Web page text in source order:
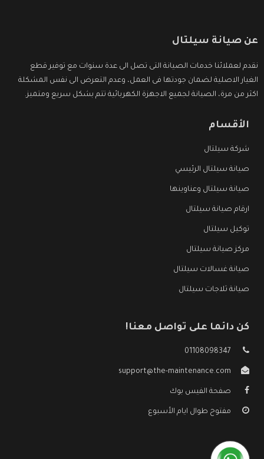
عن صيانة سيلتال
نقدم لعملائنا خدمات الصيانة التى تصل الى عدة سنوات مع توفير قطع
الغيار الاصلية لضمان جودتها فى العمل، وعدم التعرض الى نفس المشكلة
اكثر من مرة، الصيانة لجميع الاجهزة الكهربائية تتم بشكل سريع ومتميز.
الأقسام
شركة سيلتال
صيانة سيلتال الرئيسي
صيانة سيلتال وعناوينها
ارقام صيانة سيلتال
توكيل سيلتال
مركز صيانة سيلتال
صيانة غسالات سيلتال
صيانة ثلاجات سيلتال
كن دائما على تواصل معنا!
01108098347
support@the-maintenance.com
صفحة الفيس بوك
مفتوح طوال ايام الأسبوع